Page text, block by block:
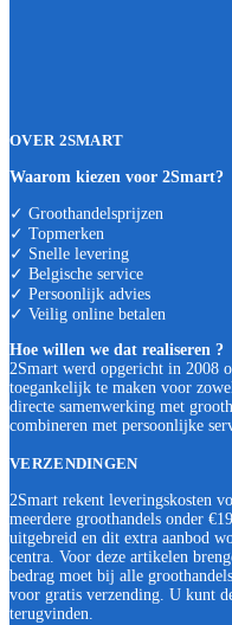
OVER 2SMART
Waarom kiezen voor 2Smart?
✓ Groothandelsprijzen
✓ Topmerken
✓ Snelle levering
✓ Belgische service
✓ Persoonlijk advies
✓ Veilig online betalen
Hoe willen we dat realiseren ?
2Smart werd opgericht in 2008
toegankelijk te maken voor
directe samenwerking met
combineren met persoonlijke
VERZENDINGEN
2Smart rekent leveringskosten
meerdere groothandels onder
uitgebreid en dit extra aanbod
centra. Voor deze artikelen
bedrag moet bij alle
voor gratis verzending. U kunt
terugvinden.